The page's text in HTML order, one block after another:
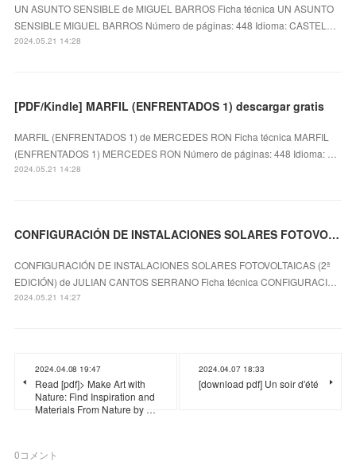
UN ASUNTO SENSIBLE de MIGUEL BARROS Ficha técnica UN ASUNTO
SENSIBLE MIGUEL BARROS Número de páginas: 448 Idioma: CASTEL…
2024.05.21 14:28
[PDF/Kindle] MARFIL (ENFRENTADOS 1) descargar gratis
MARFIL (ENFRENTADOS 1) de MERCEDES RON Ficha técnica MARFIL
(ENFRENTADOS 1) MERCEDES RON Número de páginas: 448 Idioma: …
2024.05.21 14:28
CONFIGURACIÓN DE INSTALACIONES SOLARES FOTOVOLTAICAS (2ª EDICIÓN) leer epub gratis
CONFIGURACIÓN DE INSTALACIONES SOLARES FOTOVOLTAICAS (2ª
EDICIÓN) de JULIAN CANTOS SERRANO Ficha técnica CONFIGURACI…
2024.05.21 14:27
2024.04.08 19:47
Read [pdf]> Make Art with
Nature: Find Inspiration and
Materials From Nature by …
2024.04.07 18:33
[download pdf] Un soir d'été
0コメント